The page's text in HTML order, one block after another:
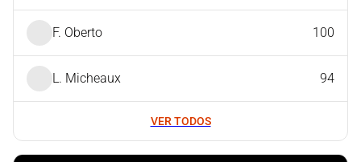
F. Oberto 100
L. Micheaux 94
VER TODOS